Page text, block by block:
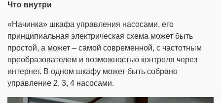
Что внутри
«Начинка» шкафа управления насосами, его
принципиальная электрическая схема может быть
простой, а может – самой современной, с частотным
преобразователем и возможностью контроля через
интернет. В одном шкафу может быть собрано
управление 2, 3, 4 насосами.